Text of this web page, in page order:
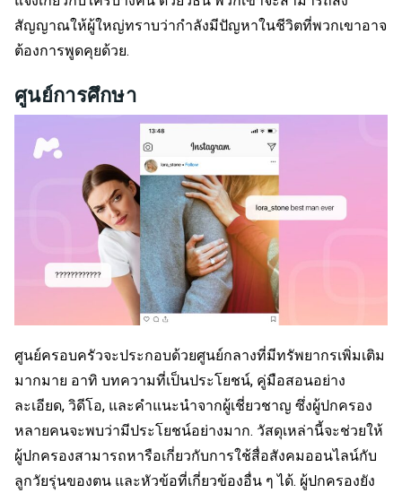
สัญญาณให้ผู้ใหญ่ทราบว่ากำลังมีปัญหาในชีวิตที่พวกเขาอาจ
ต้องการพูดคุยด้วย.
ศูนย์การศึกษา
ศูนย์ครอบครัวจะประกอบด้วยศูนย์กลางที่มีทรัพยากรเพิ่มเติม
มากมาย อาทิ บทความที่เป็นประโยชน์, คู่มือสอนอย่าง
ละเอียด, วิดีโอ, และคำแนะนำจากผู้เชี่ยวชาญ ซึ่งผู้ปกครอง
หลายคนจะพบว่ามีประโยชน์อย่างมาก. วัสดุเหล่านี้จะช่วยให้
ผู้ปกครองสามารถหารือเกี่ยวกับการใช้สื่อสังคมออนไลน์กับ
ลูกวัยรุ่นของตน และหัวข้อที่เกี่ยวข้องอื่น ๆ ได้. ผู้ปกครองยัง